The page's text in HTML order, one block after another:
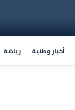
أخبار وطنية رياضة